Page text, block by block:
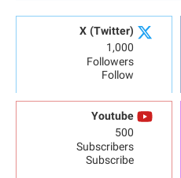
X (Twitter)
1,000
Followers
Follow
Youtube
500
Subscribers
Subscribe